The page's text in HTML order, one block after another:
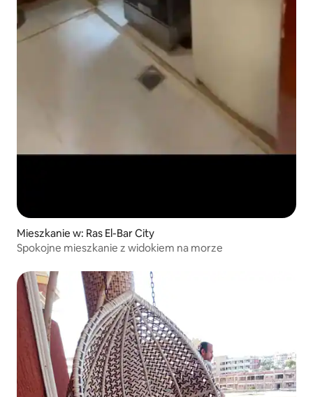
Mieszkanie w: Ras El-Bar City
Spokojne mieszkanie z widokiem na morze